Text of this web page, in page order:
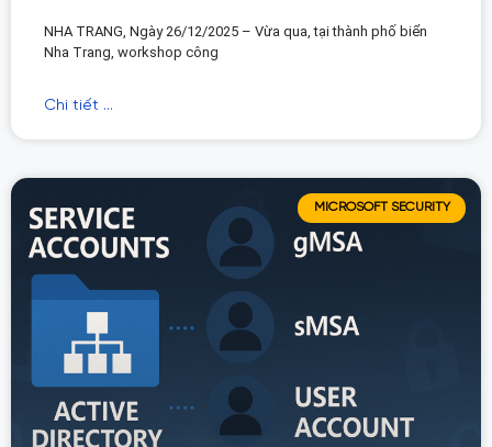
NHA TRANG, Ngày 26/12/2025 – Vừa qua, tại thành phố biển
Nha Trang, workshop công
Chi tiết ...
MICROSOFT SECURITY